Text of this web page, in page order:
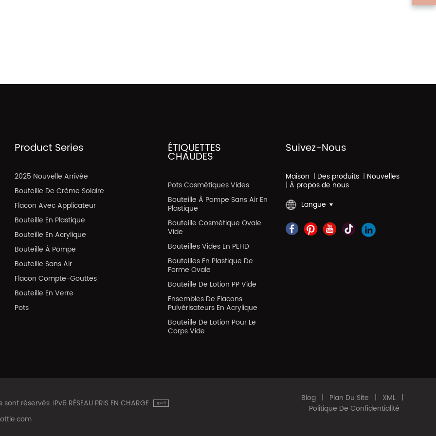
Product Series
2025 Nouvelle Arrivée
Bouteille De Crème Solaire
Flacon Avec Applicateur
Bouteille En Plastique
Bouteille En Acrylique
Bouteille À Pompe
Bouteille Sans Air
Flacon Compte-Gouttes
Bouteille En Verre
Pots
ÉTIQUETTES
CHAUDES
Pots Cosmétiques Vides
Bouteille À Pompe Sans Air En
Plastique
Bouteille Cosmétique Ovale
Vide
Bouteilles Vides En PEHD
Bouteilles En Plastique De
Forme Ovale
Bouteille De Lotion PP Vide
Ensembles De Flacons
Pulvérisateurs En Acrylique
Bouteille De Lotion Pour Le
Corps Vide
Suivez-Nous
Maison | Des produits | Nouvelles
| À propos de nous
Langue
réservés. IPv6 RÉSEAU PRIS EN CHARGE Blog | Plan Du Site | XML |
Politique De Confidentialité